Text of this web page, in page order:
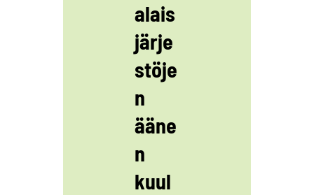
alais
järje
stöje
n
ääne
n
kuul